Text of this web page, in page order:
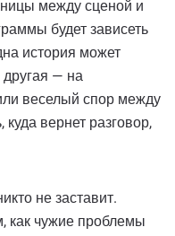
между сценой и
будет зависеть
история может
другая — на
веселый спор между
вернет разговор,
не заставит.
как чужие проблемы